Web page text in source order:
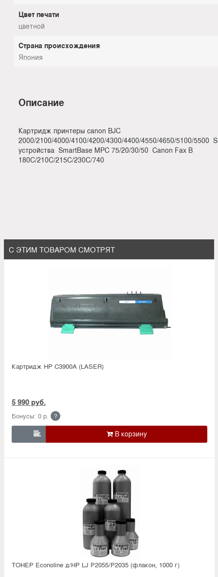
Цвет печати
цветной
Страна происхождения
Япония
Описание
Картридж принтеры canon BJC
2000/2100/4000/4100/4200/4300/4400/4550/4650/5100/5500
устройства SmartBase MPC 75/20/30/50 Canon Fax B
180C/210C/215C/230C/740
С ЭТИМ ТОВАРОМ СМОТРЯТ
Картридж HP C3900A (LASER)
5 990 руб.
Бонусы: 0 р. ?

ТОНЕР Econoline д/HP LJ P2055/P2035 (флакон, 1000 г)